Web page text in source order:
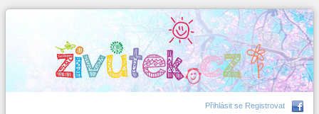
Přihlásit se Registrovat